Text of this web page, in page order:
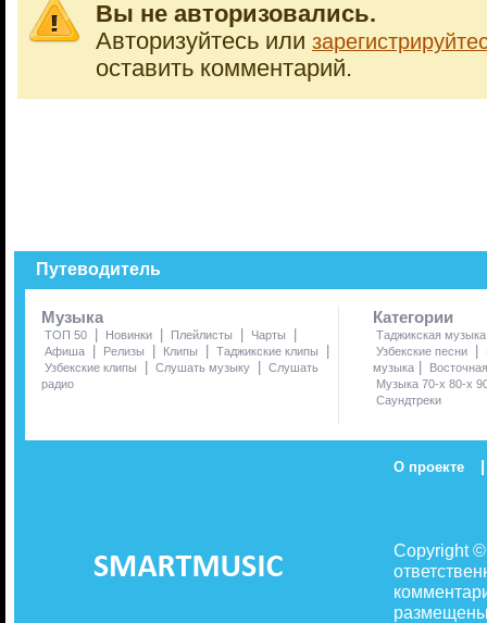
Вы не авторизовались.
Авторизуйтесь или
оставить комментарий.
Путеводитель
Музыка
ТОП 50 | Новинки | Плейлисты | Чарты |
Афиша | Релизы | Клипы | Таджикские клипы |
Узбекские клипы | Слушать музыку | Слушать
радио
Категории
Таджикская музыка
Узбекские песни
|
музыка |
Музыка 70-х 80-х
Саундтреки
О проекте |
Copyright
размещены